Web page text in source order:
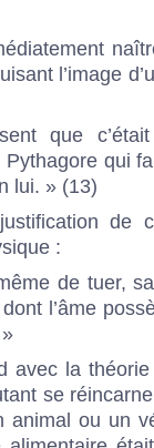
l’image
que
qui
lui. » (13)
de
:
de tuer,
l’âme
avec la
se
animal ou un